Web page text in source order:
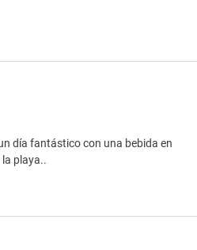
día fantástico con una bebida en
la playa..